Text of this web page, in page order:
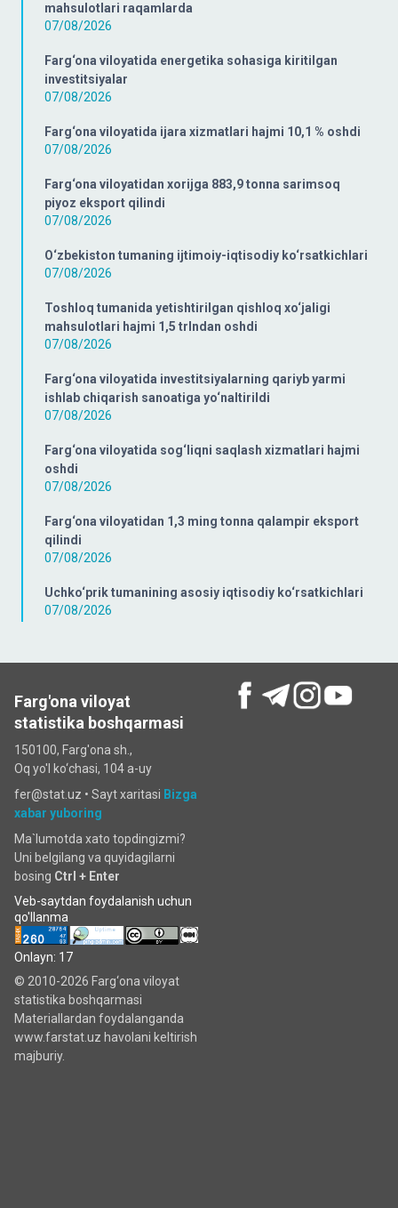
mahsulotlari raqamlarda
07/08/2026
Farg‘ona viloyatida energetika sohasiga kiritilgan
investitsiyalar
07/08/2026
Farg‘ona viloyatida ijara xizmatlari hajmi 10,1 % oshdi
07/08/2026
Farg‘ona viloyatidan xorijga 883,9 tonna sarimsoq
piyoz eksport qilindi
07/08/2026
O‘zbekiston tumaning ijtimoiy-iqtisodiy ko‘rsatkichlari
07/08/2026
Toshloq tumanida yetishtirilgan qishloq xo‘jaligi
mahsulotlari hajmi 1,5 trlndan oshdi
07/08/2026
Farg‘ona viloyatida investitsiyalarning qariyb yarmi
ishlab chiqarish sanoatiga yo‘naltirildi
07/08/2026
Farg‘ona viloyatida sog‘liqni saqlash xizmatlari hajmi
oshdi
07/08/2026
Farg‘ona viloyatidan 1,3 ming tonna qalampir eksport
qilindi
07/08/2026
Uchko‘prik tumanining asosiy iqtisodiy ko‘rsatkichlari
07/08/2026
Farg'ona viloyat
statistika boshqarmasi
150100, Farg'ona sh.,
Oq yo'l ko‘chаsi, 104 a-uy
fer@stat.uz • Sayt xaritasi Bizga
xabar yuboring
Ma`lumotda xato topdingizmi?
Uni belgilang va quyidagilarni
bosing Ctrl + Enter
Veb-saytdan foydalanish uchun
qo'llanma
Onlayn: 17
© 2010-2026 Farg‘ona viloyat
statistika boshqarmasi
Materiallardan foydalanganda
www.farstat.uz havolani keltirish
majburiy.